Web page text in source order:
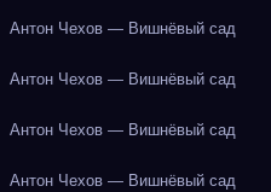
Антон Чехов — Вишнёвый сад
Антон Чехов — Вишнёвый сад
Антон Чехов — Вишнёвый сад
Антон Чехов — Вишнёвый сад